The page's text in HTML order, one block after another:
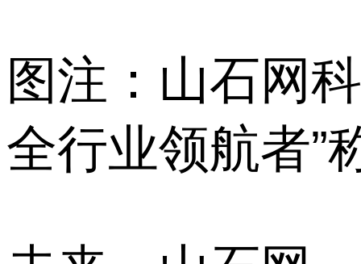
图注：山石网
全行业领航者”